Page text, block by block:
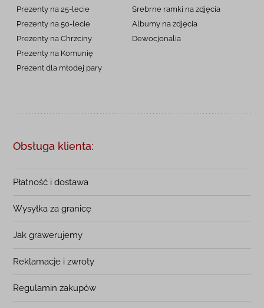
Prezenty na 25-lecie
Prezenty na 50-lecie
Prezenty na Chrzciny
Prezenty na Komunię
Prezent dla młodej pary
Srebrne ramki na zdjęcia
Albumy na zdjęcia
Dewocjonalia
Obsługa klienta:
Płatność i dostawa
Wysyłka za granicę
Jak grawerujemy
Reklamacje i zwroty
Regulamin zakupów